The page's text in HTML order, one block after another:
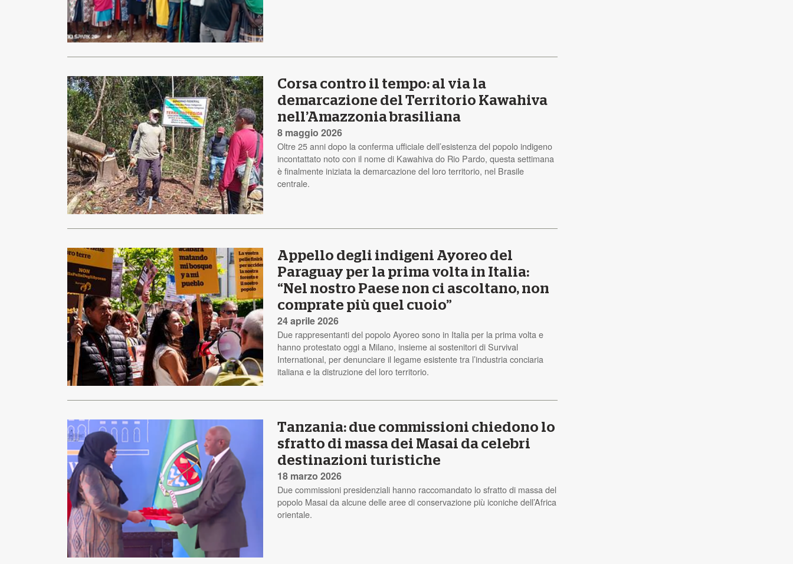
Corsa contro il tempo: al via la
demarcazione del Territorio Kawahiva
nell’Amazzonia brasiliana
8 maggio 2026
Oltre 25 anni dopo la conferma ufficiale dell’esistenza del popolo indigeno
incontattato noto con il nome di Kawahiva do Rio Pardo, questa settimana
è finalmente iniziata la demarcazione del loro territorio, nel Brasile
centrale.
Appello degli indigeni Ayoreo del
Paraguay per la prima volta in Italia:
“Nel nostro Paese non ci ascoltano, non
comprate più quel cuoio”
24 aprile 2026
Due rappresentanti del popolo Ayoreo sono in Italia per la prima volta e
hanno protestato oggi a Milano, insieme ai sostenitori di Survival
International, per denunciare il legame esistente tra l’industria conciaria
italiana e la distruzione del loro territorio.
Tanzania: due commissioni chiedono lo
sfratto di massa dei Masai da celebri
destinazioni turistiche
18 marzo 2026
Due commissioni presidenziali hanno raccomandato lo sfratto di massa del
popolo Masai da alcune delle aree di conservazione più iconiche dell’Africa
orientale.